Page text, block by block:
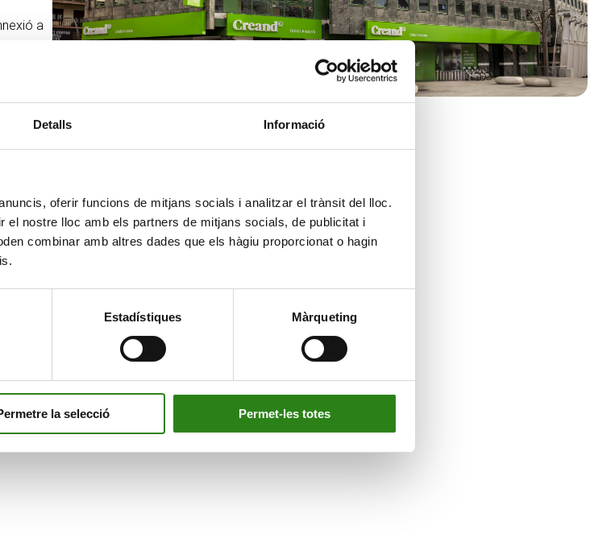
Detalls Informació
oferir funcions de mitjans socials i analitzar el trànsit del lloc.
nostre lloc amb els partners de mitjans socials, de publicitat i
combinar amb altres dades que els hàgiu proporcionat o hagin
Estadístiques Màrqueting
la selecció Permet-les totes
a